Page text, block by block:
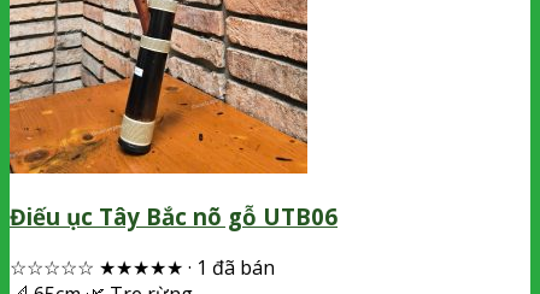
Điếu ục Tây Bắc nõ gỗ UTB06
☆☆☆☆☆ ★★★★★ · 1 đã bán